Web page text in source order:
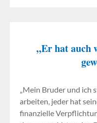
„Er hat auch
„Mein Bruder und ich
arbeiten, jeder hat
finanzielle